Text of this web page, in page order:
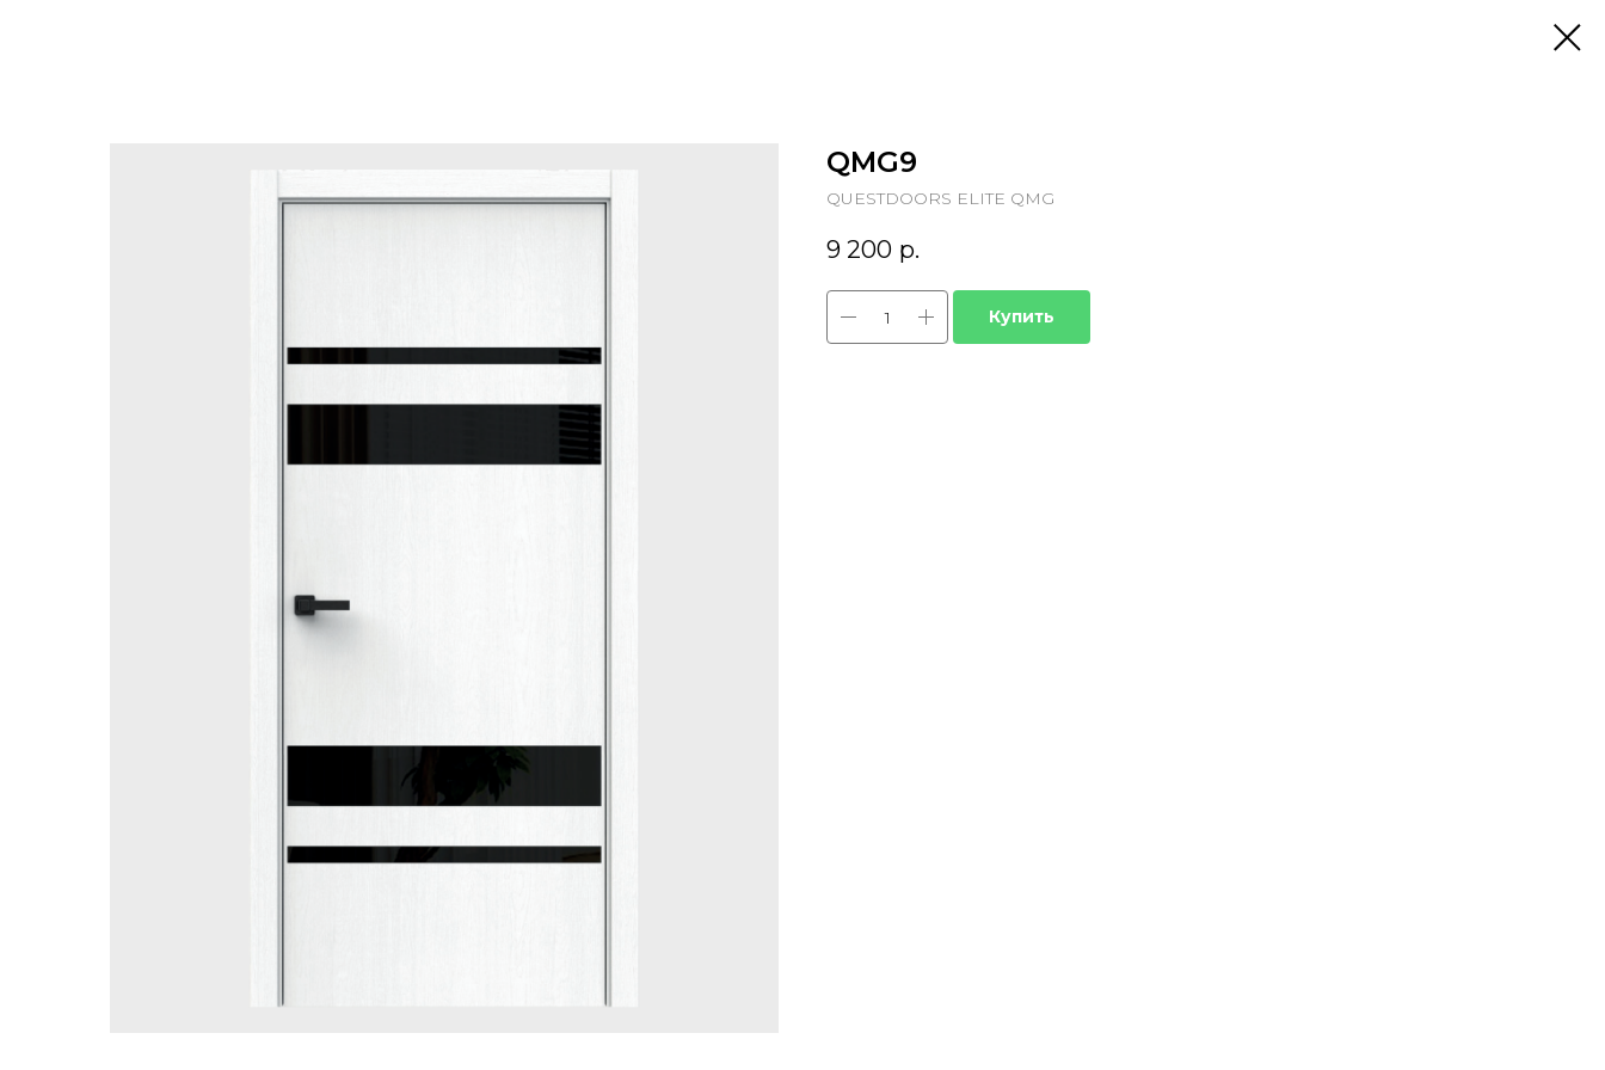
QMG9
QUESTDOORS ELITE QMG
9 200 р.
Купить